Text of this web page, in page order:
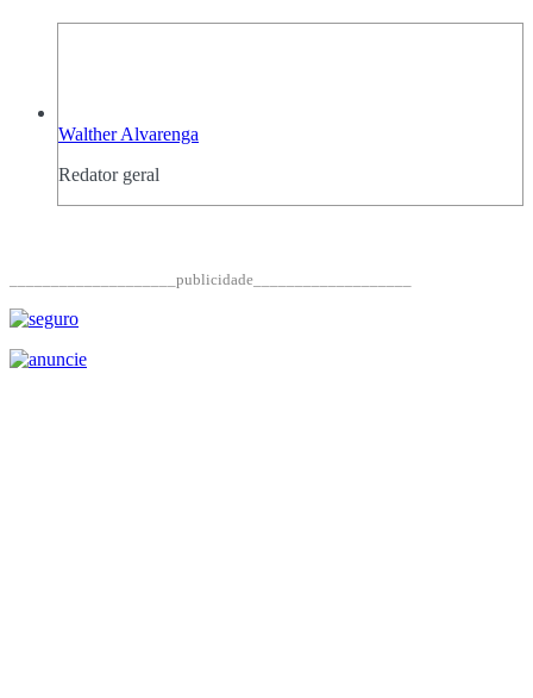
Walther Alvarenga
Redator geral
____________________publicidade___________________